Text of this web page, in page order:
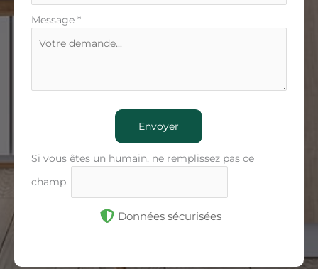
Message *
Envoyer
Si vous êtes un humain, ne remplissez pas ce
champ.
Données sécurisées